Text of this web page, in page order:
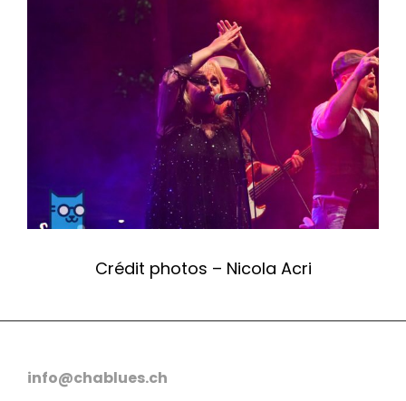
Crédit photos – Nicola Acri
info@chablues.ch